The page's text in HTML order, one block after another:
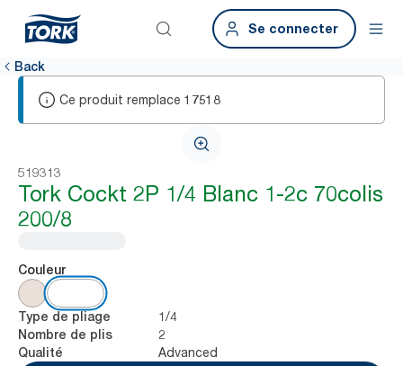
Se connecter
Back
Ce produit remplace 17518
519313
Tork Cockt 2P 1/4 Blanc 1-2c 70colis
200/8
Couleur
Type de pliage 1/4
Nombre de plis 2
Qualité
Advanced